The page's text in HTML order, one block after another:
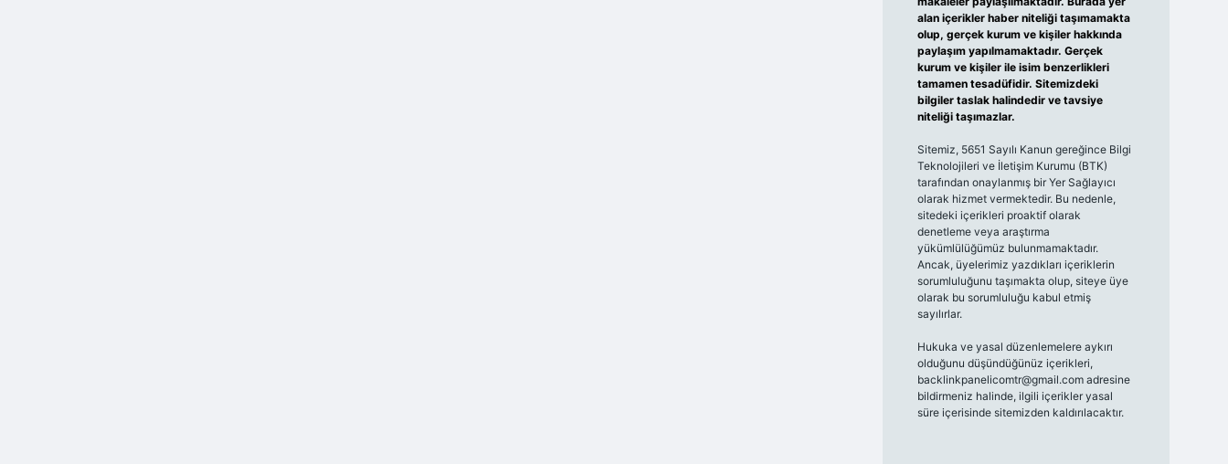
alan içerikler haber niteliği taşımamakta
olup, gerçek kurum ve kişiler hakkında
paylaşım yapılmamaktadır. Gerçek
kurum ve kişiler ile isim benzerlikleri
tamamen tesadüfidir. Sitemizdeki
bilgiler taslak halindedir ve tavsiye
niteliği taşımazlar.
Sitemiz, 5651 Sayılı Kanun gereğince Bilgi
Teknolojileri ve İletişim Kurumu (BTK)
tarafından onaylanmış bir Yer Sağlayıcı
olarak hizmet vermektedir. Bu nedenle,
sitedeki içerikleri proaktif olarak
denetleme veya araştırma
yükümlülüğümüz bulunmamaktadır.
Ancak, üyelerimiz yazdıkları içeriklerin
sorumluluğunu taşımakta olup, siteye üye
olarak bu sorumluluğu kabul etmiş
sayılırlar.
Hukuka ve yasal düzenlemelere aykırı
olduğunu düşündüğünüz içerikleri,
backlinkpanelicomtr@gmail.com adresine
bildirmeniz halinde, ilgili içerikler yasal
süre içerisinde sitemizden kaldırılacaktır.